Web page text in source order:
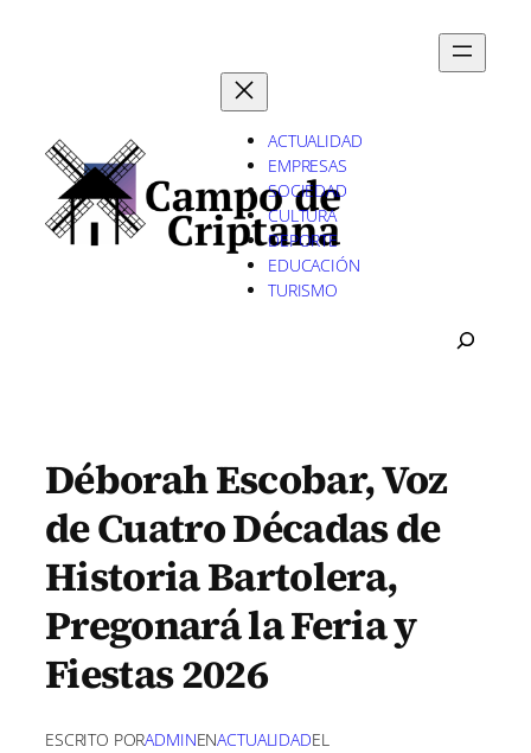
ACTUALIDAD
EMPRESAS
SOCIEDAD
CULTURA
DEPORTE
EDUCACIÓN
TURISMO
Déborah Escobar, Voz
de Cuatro Décadas de
Historia Bartolera,
Pregonará la Feria y
Fiestas 2026
ESCRITO PORADMINENACTUALIDADEL